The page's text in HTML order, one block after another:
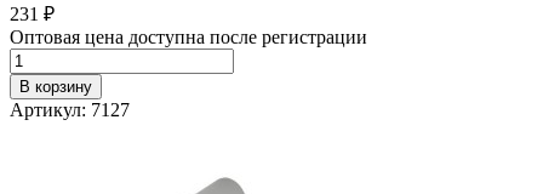
231 ₽
Оптовая цена доступна после регистрации
В корзину
Артикул: 7127